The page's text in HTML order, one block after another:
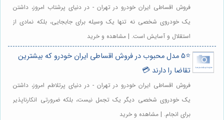
فروش اقساطی ایران خودرو در تهران - در دنیای پرشتاب امروز، داشتن
یک خودروی شخصی نه تنها یک وسیله برای جابجایی، بلکه نمادی از
استقلال و آسایش است. | مشاهده و خرید
⭐️5 مدل محبوب در فروش اقساطی ایران خودرو که بیشترین
تقاضا را دارند 💳
فروش اقساطی ایران خودرو در تهران - در دنیای پرتلاطم امروز، داشتن
یک خودروی شخصی دیگر یک تجمل نیست، بلکه ضرورتی انکارناپذیر
برای انجام. | مشاهده و خرید